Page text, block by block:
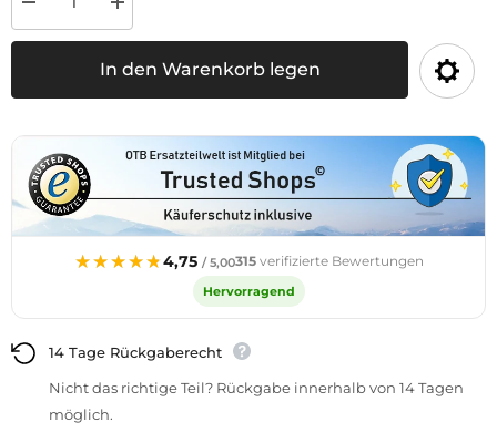
für
Hydraulikpumpe
Menge
für
Hydraulikpumpe
2TK
11
In den Warenkorb legen
★★★★★
★★★★★4,75 / 5,00315verifizierte Bewertungen
Hervorragend
14 Tage Rückgaberecht
Nicht das richtige Teil? Rückgabe innerhalb von 14 Tagen
möglich.